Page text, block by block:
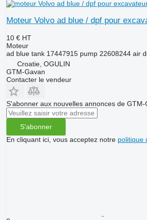
Moteur Volvo ad blue / dpf pour
10 € HT
Moteur
ad blue tank 17447915 pump 22608244 air
Croatie, OGULIN
GTM-Gavan
Contacter le vendeur
S'abonner aux nouvelles annonces de GTM-
S'abonner
En cliquant ici, vous acceptez notre politique